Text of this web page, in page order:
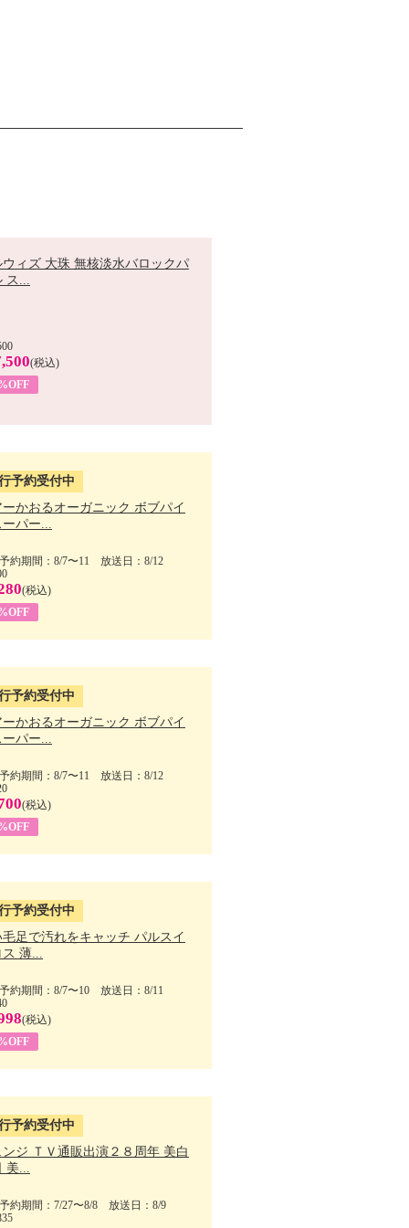
ウィズ 大珠 無核淡水バロックパ
ス...
(税込)
予約受付中
ーかおるオーガニック ボブパイ
ーパー...
約期間：8/7〜11 放送日：8/12
(税込)
予約受付中
ーかおるオーガニック ボブパイ
ーパー...
約期間：8/7〜11 放送日：8/12
(税込)
予約受付中
毛足で汚れをキャッチ パルスイ
ス 薄...
約期間：8/7〜10 放送日：8/11
(税込)
予約受付中
ンジ ＴＶ通販出演２８周年 美白
美...
約期間：7/27〜8/8 放送日：8/9